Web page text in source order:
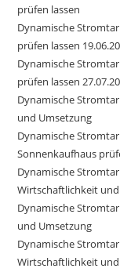
prüfen lassen
Dynamische
prüfen lassen
Dynamische
prüfen lassen
Dynamische
und Umsetzung
Dynamische
Sonnenkaufhaus
Dynamische
Wirtschaftlichkeit
Dynamische
und Umsetzung
Dynamische
Wirtschaftlichkeit